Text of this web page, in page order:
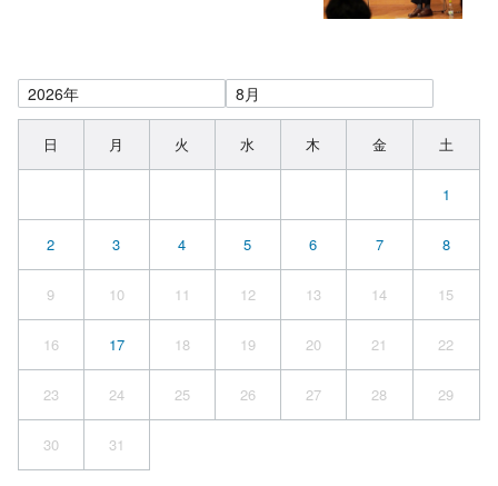
日 月 火 水 木 金 土
1
2 3 4 5 6 7 8
9 10 11 12 13 14 15
16 17 18 19 20 21 22
23 24 25 26 27 28 29
30 31